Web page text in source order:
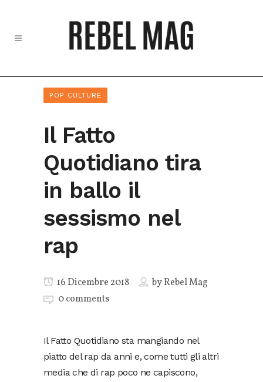
POP CULTURE
Il Fatto
Quotidiano tira
in ballo il
sessismo nel
rap
16 Dicembre 2018 byRebel Mag
0 comments
Il Fatto Quotidiano sta mangiando nel
piatto del rap da anni e, come tutti gli altri
media che di rap poco ne capiscono,